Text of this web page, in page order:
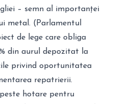
– semn al importanței
metal. (Parlamentul
de lege care obliga
din aurul depozitat la
privind oportunitatea
repatrierii.
hotare pentru